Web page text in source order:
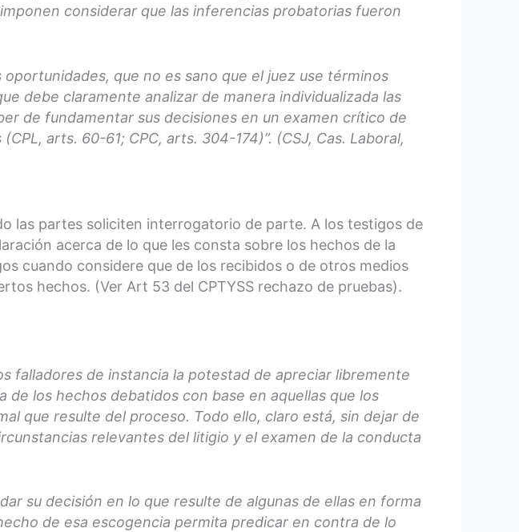
considerar que las inferencias probatorias fueron
que no es sano que el juez use términos
debe claramente analizar de manera individualizada las
de fundamentar sus decisiones en un examen crítico de
arts. 60-61; CPC, arts. 304-174)”. (CSJ, Cas. Laboral,
las partes soliciten interrogatorio de parte. A los testigos de
acerca de lo que les consta sobre los hechos de la
cuando considere que de los recibidos o de otros medios
hechos. (Ver Art 53 del CPTYSS rechazo de pruebas).
falladores de instancia la potestad de apreciar libremente
los hechos debatidos con base en aquellas que los
que resulte del proceso. Todo ello, claro está, sin dejar de
relevantes del litigio y el examen de la conducta
su decisión en lo que resulte de algunas de ellas en forma
de esa escogencia permita predicar en contra de lo